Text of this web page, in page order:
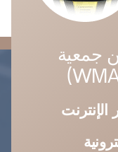
جمعية